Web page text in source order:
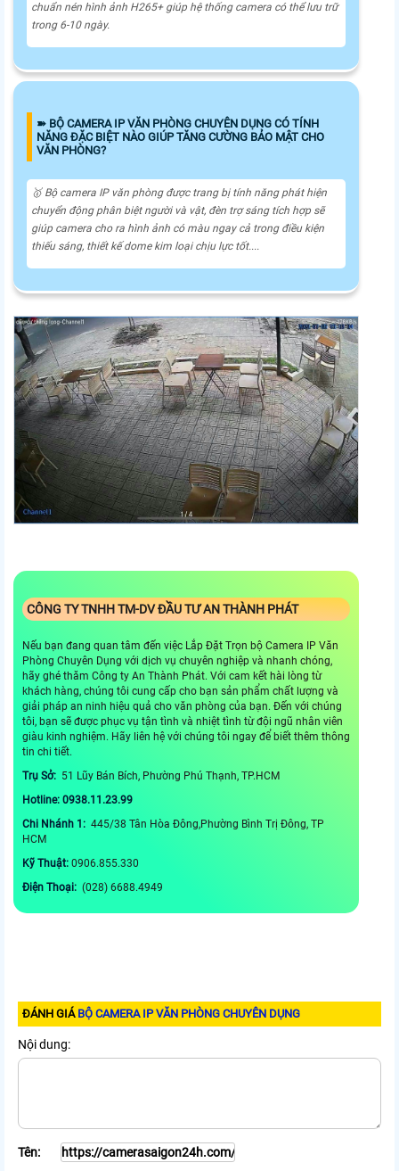
chuẩn nén hình ảnh H265+ giúp hệ thống camera có thể lưu trữ
trong 6-10 ngày.
➽ BỘ CAMERA IP VĂN PHÒNG CHUYÊN DỤNG CÓ TÍNH
NĂNG ĐẶC BIỆT NÀO GIÚP TĂNG CƯỜNG BẢO MẬT CHO
VĂN PHÒNG?
🥇 Bộ camera IP văn phòng được trang bị tính năng phát hiện
chuyển động phân biệt người và vật, đèn trợ sáng tích hợp sẽ
giúp camera cho ra hình ảnh có màu ngay cả trong điều kiện
thiếu sáng, thiết kế dome kim loại chịu lực tốt....
CÔNG TY TNHH TM-DV ĐẦU TƯ AN THÀNH PHÁT
Nếu bạn đang quan tâm đến việc Lắp Đặt Trọn bộ Camera IP Văn
Phòng Chuyên Dụng với dịch vụ chuyên nghiệp và nhanh chóng,
hãy ghé thăm Công ty An Thành Phát. Với cam kết hài lòng từ
khách hàng, chúng tôi cung cấp cho bạn sản phẩm chất lượng và
giải pháp an ninh hiệu quả cho văn phòng của bạn. Đến với chúng
tôi, bạn sẽ được phục vụ tận tình và nhiệt tình từ đội ngũ nhân viên
giàu kinh nghiệm. Hãy liên hệ với chúng tôi ngay để biết thêm thông
tin chi tiết.
Trụ Sở: 51 Lũy Bán Bích, Phường Phú Thạnh, TP.HCM
Hotline: 0938.11.23.99
Chi Nhánh 1: 445/38 Tân Hòa Đông,Phường Bình Trị Đông, TP
HCM
Kỹ Thuật: 0906.855.330
Điện Thoại: (028) 6688.4949
ĐÁNH GIÁ BỘ CAMERA IP VĂN PHÒNG CHUYÊN DỤNG
Nội dung:
Tên: